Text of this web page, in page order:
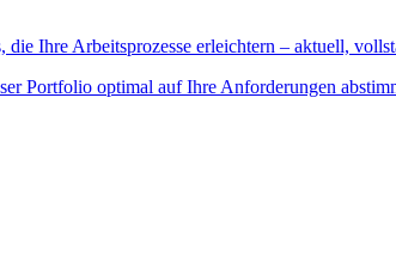
Ihre Arbeitsprozesse erleichtern – aktuell,
Portfolio optimal auf Ihre Anforderungen